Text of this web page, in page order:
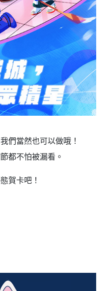
們當然也可以做哦！
都不怕被漏看。
賀卡吧！